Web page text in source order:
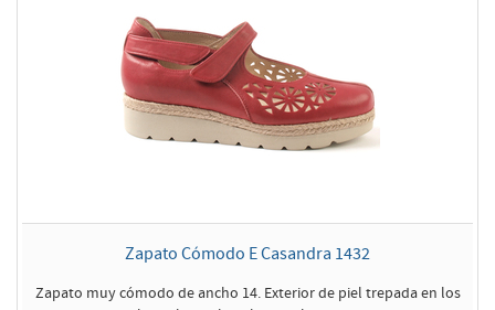
Zapato Cómodo E Casandra 1432
Zapato muy cómodo de ancho 14. Exterior de piel trepada en los